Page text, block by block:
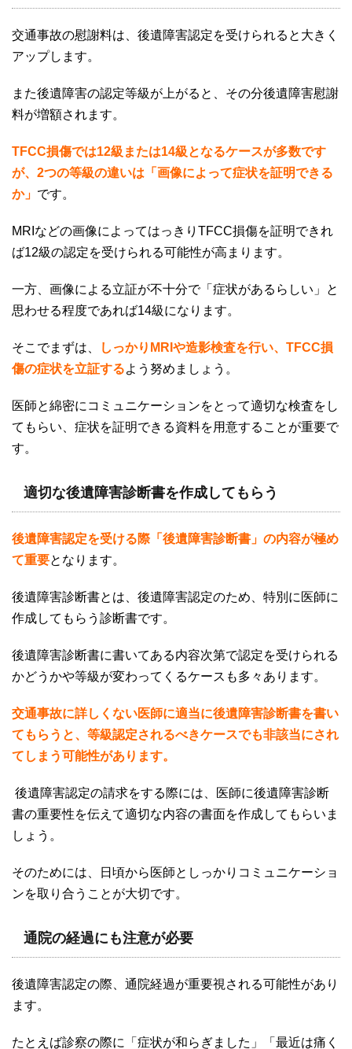
交通事故の慰謝料は、後遺障害認定を受けられると大きく
アップします。
また後遺障害の認定等級が上がると、その分後遺障害慰謝
料が増額されます。
TFCC損傷では12級または14級となるケースが多数です
が、2つの等級の違いは「画像によって症状を証明できる
か」 です。
MRI などの画像によってはっきり TFCC損傷を証明できれ
ば12級の認定を受けられる可能性が高まります。
一方、画像による立証が不十分で「症状があるらしい」と
思わせる程度であれば14級になります。
そこでまずは、 しっかり MRIや造影検査を行い、TFCC損
傷の症状を立証するよう努めましょう。
医師と綿密にコミュニケーションをとって適切な検査をし
てもらい、症状を証明できる資料を用意することが重要で
す。
適切な後遺障害診断書を作成してもらう
後遺障害認定を受ける際「後遺障害診断書」の内容が極め
て重要となります。
後遺障害診断書とは、後遺障害認定のため、特別に医師に
作成してもらう診断書です。
後遺障害診断書に書いてある内容次第で認定を受けられる
かどうかや等級が変わってくるケースも多々あります。
交通事故に詳しくない医師に適当に後遺障害診断書を書い
てもらうと、等級認定されるべきケースでも非該当にされ
てしまう可能性があります。
後遺障害認定の請求をする際には、医師に後遺障害診断
書の重要性を伝えて適切な内容の書面を作成してもらいま
しょう。
そのためには、日頃から医師としっかりコミュニケーショ
ンを取り合うことが大切です。
通院の経過にも注意が必要
後遺障害認定の際、通院経過が重要視される可能性があり
ます。
たとえば診察の際に「症状が和らぎました」「最近は痛く